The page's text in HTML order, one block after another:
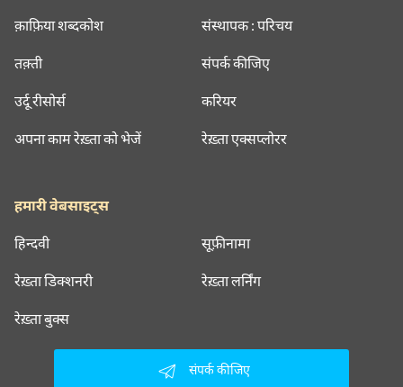
क़ाफ़िया शब्दकोश
तक़्ती
उर्दू रीसोर्स
अपना काम रेख़्ता को भेजें
संस्थापक : परिचय
संपर्क कीजिए
करियर
रेख़्ता एक्सप्लोरर
हमारी वेबसाइट्स
हिन्दवी सूफ़ीनामा
रेख़्ता डिक्शनरी रेख़्ता लर्निंग
रेख़्ता बुक्स
संपर्क कीजिए